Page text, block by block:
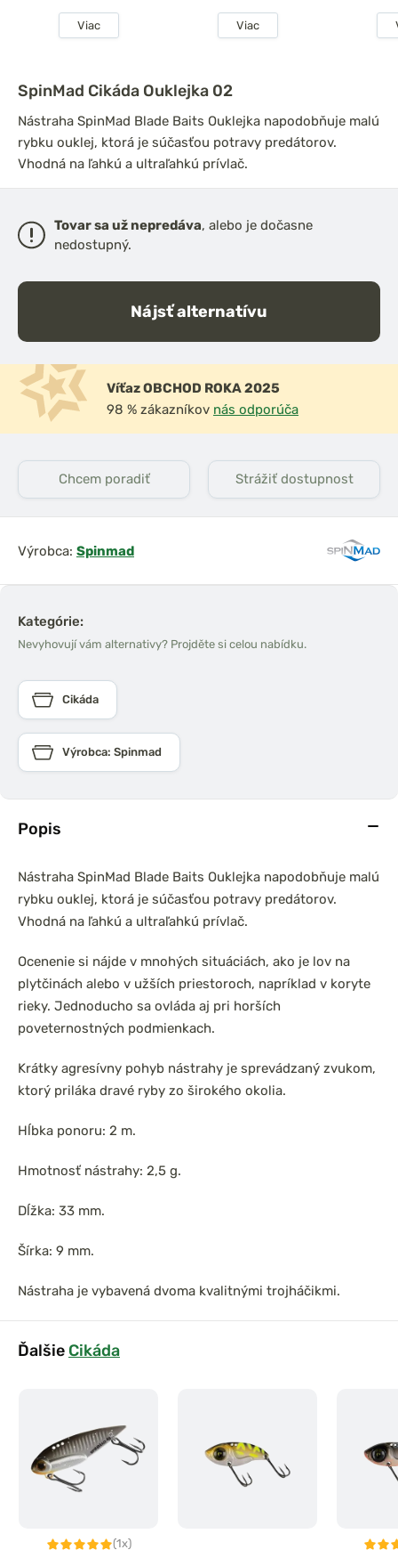
Popis
Nástraha SpinMad Blade Baits Ouklejka napodobňuje malú
rybku ouklej, ktorá je súčasťou potravy predátorov.
Vhodná na ľahkú a ultraľahkú prívlač.
Ocenenie si nájde v mnohých situáciách, ako je lov na
plytčinách alebo v užších priestoroch, napríklad v koryte
rieky. Jednoducho sa ovláda aj pri horších
poveternostných podmienkach.
Krátky agresívny pohyb nástrahy je sprevádzaný zvukom,
ktorý priláka dravé ryby zo širokého okolia.
Hĺbka ponoru: 2 m.
Hmotnosť nástrahy: 2,5 g.
Dĺžka: 33 mm.
Šírka: 9 mm.
Nástraha je vybavená dvoma kvalitnými trojháčikmi.
Ďalšie Cikáda
(1x)
Viac Viac
SpinMad Cikáda Ouklejka 02
Nástraha SpinMad Blade Baits Ouklejka napodobňuje malú
rybku ouklej, ktorá je súčasťou potravy predátorov.
Vhodná na ľahkú a ultraľahkú prívlač.
Tovar sa už nepredáva, alebo je dočasne
nedostupný.
Nájsť alternatívu
Víťaz OBCHOD ROKA 2025
98 % zákazníkov nás odporúča
Chcem poradiť Strážiť dostupnost
Výrobca: Spinmad
Kategórie:
Nevyhovují vám alternativy? Projděte si celou nabídku.
Cikáda
Výrobca: Spinmad